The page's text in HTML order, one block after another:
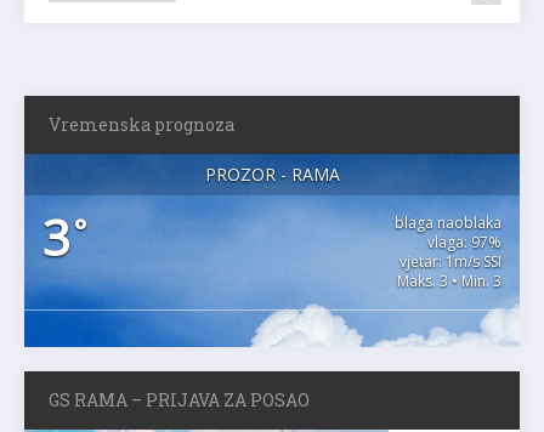
Vremenska prognoza
PROZOR - RAMA
3°
blaga naoblaka
vlaga: 97%
vjetar: 1m/s SSI
Maks. 3 • Min. 3
GS RAMA – PRIJAVA ZA POSAO